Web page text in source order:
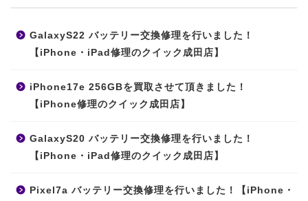
GalaxyS22 バッテリー交換修理を行いました！
【iPhone・iPad修理のクイック成田店】
iPhone17e 256GBを買取させて頂きました！
【iPhone修理のクイック成田店】
GalaxyS20 バッテリー交換修理を行いました！
【iPhone・iPad修理のクイック成田店】
Pixel7a バッテリー交換修理を行いました！【iPhone・